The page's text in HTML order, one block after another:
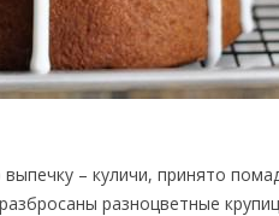
– куличи, принято
разноцветные